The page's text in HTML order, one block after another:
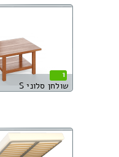
1
שולחן סלוני S